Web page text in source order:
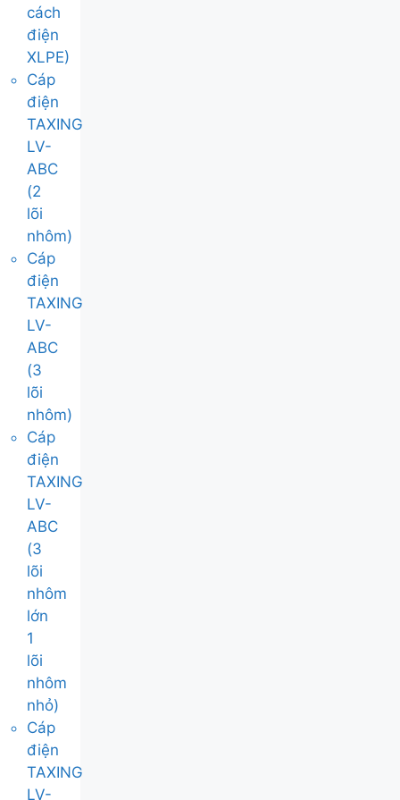
cách
điện
XLPE)
Cáp
điện
TAXING
LV-
ABC
(2
lõi
nhôm)
Cáp
điện
TAXING
LV-
ABC
(3
lõi
nhôm)
Cáp
điện
TAXING
LV-
ABC
(3
lõi
nhôm
lớn
1
lõi
nhôm
nhỏ)
Cáp
điện
TAXING
LV-